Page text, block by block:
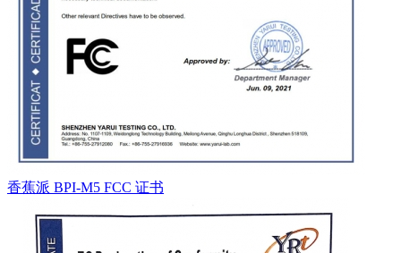
香蕉派 BPI-M5 FCC 证书